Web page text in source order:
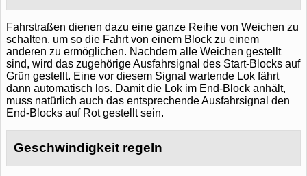
Fahrstraßen dienen dazu eine ganze Reihe von Weichen zu
schalten, um so die Fahrt von einem Block zu einem
anderen zu ermöglichen. Nachdem alle Weichen gestellt
sind, wird das zugehörige Ausfahrsignal des Start-Blocks auf
Grün gestellt. Eine vor diesem Signal wartende Lok fährt
dann automatisch los. Damit die Lok im End-Block anhält,
muss natürlich auch das entsprechende Ausfahrsignal den
End-Blocks auf Rot gestellt sein.
Geschwindigkeit regeln